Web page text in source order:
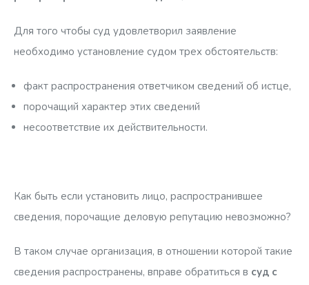
Для того чтобы суд удовлетворил заявление
необходимо установление судом трех обстоятельств:
факт распространения ответчиком сведений об истце,
порочащий характер этих сведений
несоответствие их действительности.
Как быть если установить лицо, распространившее
сведения, порочащие деловую репутацию невозможно?
В таком случае организация, в отношении которой такие
сведения распространены, вправе обратиться в суд с